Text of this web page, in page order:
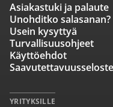
Asiakastuki ja palaute
Unohditko salasanan?
Usein kysyttyä
Turvallisuusohjeet
Käyttöehdot
Saavutettavuusseloste
YRITYKSILLE